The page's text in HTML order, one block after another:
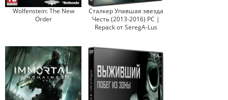
Wolfenstein: The New
Order
Сталкер Упавшая звезда
Честь (2013-2016) PC |
Repack от SeregA-Lus